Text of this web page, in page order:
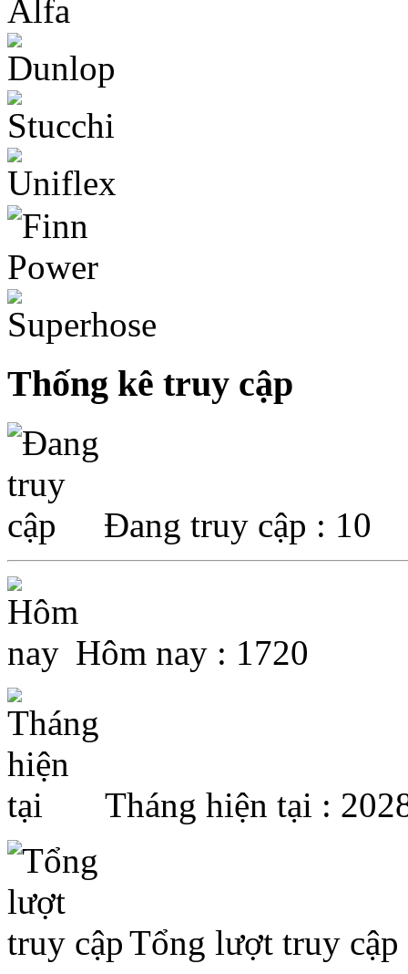
Thống kê truy cập
Đang truy cập : 10
Hôm nay : 1720
Tháng hiện tại :
Tổng lượt truy